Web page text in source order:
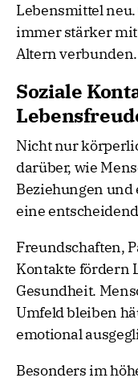
Lebensmittel
immer stärker
Altern verbunden.
Soziale
Nicht nur
darüber, wie
Beziehungen
eine
Freundschaften,
Kontakte fördern
Gesundheit.
Umfeld bleiben
emotional
Besonders im